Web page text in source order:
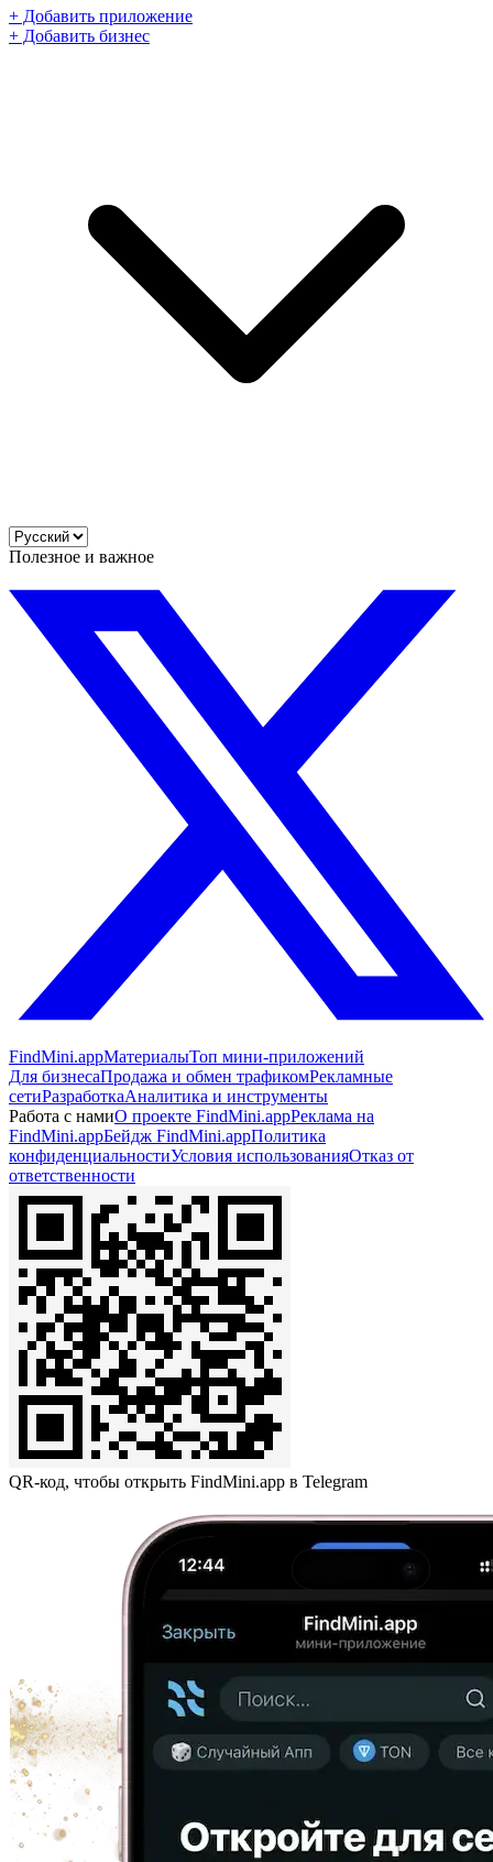
+ Добавить приложение
+ Добавить бизнес
Полезное и важное
FindMini.appМатериалыТоп мини-приложений
Для бизнесаПродажа и обмен трафикомРекламные
сетиРазработкаАналитика и инструменты
Работа с намиО проекте FindMini.appРеклама на
FindMini.appБейдж FindMini.appПолитика
конфиденциальностиУсловия использованияОтказ от
ответственности
QR-код, чтобы открыть FindMini.app в Telegram